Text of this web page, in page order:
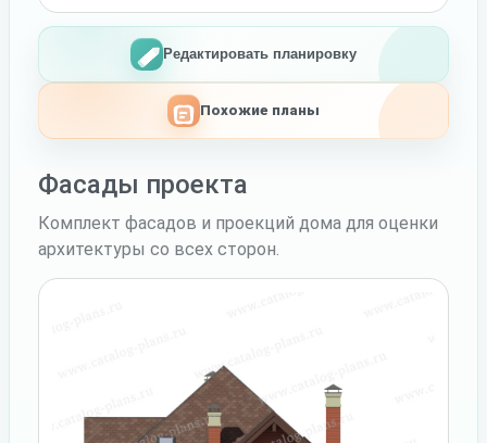
Редактировать планировку
Похожие планы
Фасады проекта
Комплект фасадов и проекций дома для оценки
архитектуры со всех сторон.